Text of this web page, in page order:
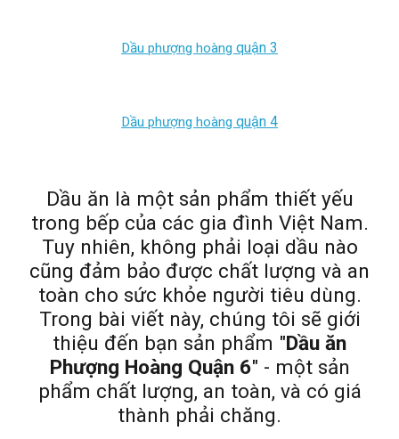
Dầu phượng hoàng quận 3
Dầu phượng hoàng quận 4
Dầu ăn là một sản phẩm thiết yếu
trong bếp của các gia đình Việt Nam.
Tuy nhiên, không phải loại dầu nào
cũng đảm bảo được chất lượng và an
toàn cho sức khỏe người tiêu dùng.
Trong bài viết này, chúng tôi sẽ giới
thiệu đến bạn sản phẩm "Dầu ăn
Phượng Hoàng Quận 6" - một sản
phẩm chất lượng, an toàn, và có giá
thành phải chăng.